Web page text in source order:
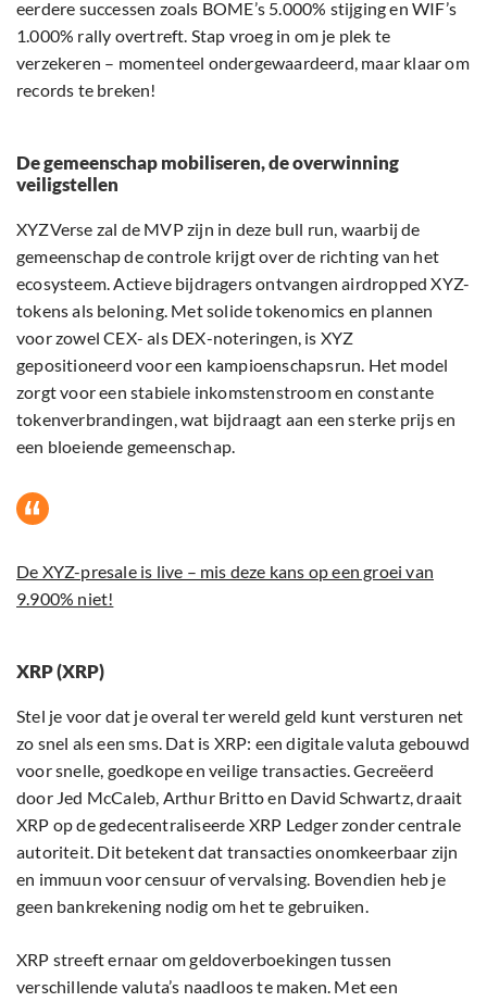
eerdere successen zoals BOME’s 5.000% stijging en WIF’s
1.000% rally overtreft. Stap vroeg in om je plek te
verzekeren – momenteel ondergewaardeerd, maar klaar om
records te breken!
De gemeenschap mobiliseren, de overwinning
veiligstellen
XYZVerse zal de MVP zijn in deze bull run, waarbij de
gemeenschap de controle krijgt over de richting van het
ecosysteem. Actieve bijdragers ontvangen airdropped XYZ-
tokens als beloning. Met solide tokenomics en plannen
voor zowel CEX- als DEX-noteringen, is XYZ
gepositioneerd voor een kampioenschapsrun. Het model
zorgt voor een stabiele inkomstenstroom en constante
tokenverbrandingen, wat bijdraagt aan een sterke prijs en
een bloeiende gemeenschap.
De XYZ-presale is live – mis deze kans op een groei van
9.900% niet!
XRP (XRP)
Stel je voor dat je overal ter wereld geld kunt versturen net
zo snel als een sms. Dat is XRP: een digitale valuta gebouwd
voor snelle, goedkope en veilige transacties. Gecreëerd
door Jed McCaleb, Arthur Britto en David Schwartz, draait
XRP op de gedecentraliseerde XRP Ledger zonder centrale
autoriteit. Dit betekent dat transacties onomkeerbaar zijn
en immuun voor censuur of vervalsing. Bovendien heb je
geen bankrekening nodig om het te gebruiken.
XRP streeft ernaar om geldoverboekingen tussen
verschillende valuta’s naadloos te maken. Met een